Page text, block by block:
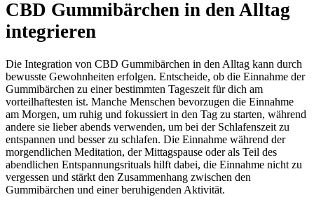
CBD Gummibärchen in den Alltag
integrieren
Die Integration von CBD Gummibärchen in den Alltag kann durch
bewusste Gewohnheiten erfolgen. Entscheide, ob die Einnahme der
Gummibärchen zu einer bestimmten Tageszeit für dich am
vorteilhaftesten ist. Manche Menschen bevorzugen die Einnahme
am Morgen, um ruhig und fokussiert in den Tag zu starten, während
andere sie lieber abends verwenden, um bei der Schlafenszeit zu
entspannen und besser zu schlafen. Die Einnahme während der
morgendlichen Meditation, der Mittagspause oder als Teil des
abendlichen Entspannungsrituals hilft dabei, die Einnahme nicht zu
vergessen und stärkt den Zusammenhang zwischen den
Gummibärchen und einer beruhigenden Aktivität.